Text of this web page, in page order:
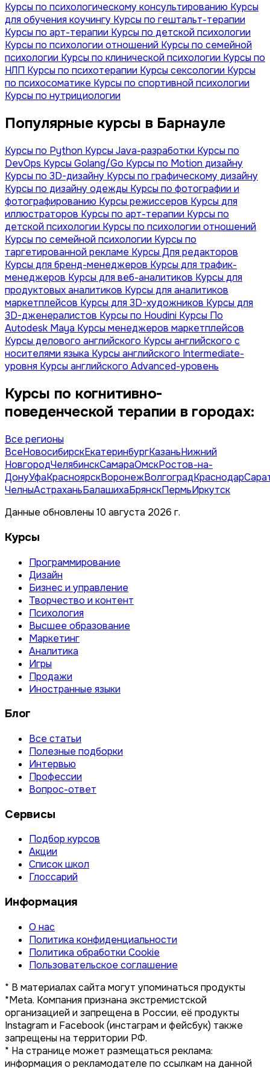
Курсы по психологическому консультированию Курсы
для обучения коучингу Курсы по гештальт-терапии
Курсы по арт-терапии Курсы по детской психологии
Курсы по психологии отношений Курсы по семейной
психологии Курсы по клинической психологии Курсы по
НЛП Курсы по психотерапии Курсы сексологии Курсы
по психосоматике Курсы по спортивной психологии
Курсы по нутрициологии
Популярные курсы в Барнауле
Курсы по Python Курсы Java-разработки Курсы по
DevOps Курсы Golang/Go Курсы по Motion дизайну
Курсы по 3D-дизайну Курсы по графическому дизайну
Курсы по дизайну одежды Курсы по фотографии и
фотографированию Курсы режиссеров Курсы для
иллюстраторов Курсы по арт-терапии Курсы по
детской психологии Курсы по психологии отношений
Курсы по семейной психологии Курсы по
таргетированной рекламе Курсы Для редакторов
Курсы для бренд-менеджеров Курсы для трафик-
менеджеров Курсы для веб-аналитиков Курсы для
продуктовых аналитиков Курсы для аналитиков
маркетплейсов Курсы для 3D-художников Курсы для
3D-дженералистов Курсы по Houdini Курсы По
Autodesk Maya Курсы менеджеров маркетплейсов
Курсы делового английского Курсы английского с
носителями языка Курсы английского Intermediate-
уровня Курсы английского Advanced-уровень
Курсы по когнитивно-
поведенческой терапии в городах:
Все регионы
ВсеНовосибирскЕкатеринбургКазаньНижний
НовгородЧелябинскСамараОмскРостов-на-
ДонуУфаКрасноярскВоронежВолгоградКраснодар
ЧелныАстраханьБалашихаБрянскПермьИркутск
Данные обновлены 10 августа 2026 г.
Курсы
Программирование
Дизайн
Бизнес и управление
Творчество и контент
Психология
Высшее образование
Маркетинг
Аналитика
Игры
Продажи
Иностранные языки
Блог
Все статьи
Полезные подборки
Интервью
Профессии
Вопрос-ответ
Сервисы
Подбор курсов
Акции
Список школ
Глоссарий
Информация
О нас
Политика конфиденциальности
Политика обработки Cookie
Пользовательское соглашение
* В материалах сайта могут упоминаться продукты
*Meta. Компания признана экстремистской
организацией и запрещена в России, её продукты
Instagram и Facebook (инстаграм и фейсбук) также
запрещены на территории РФ.
* На странице может размещаться реклама:
информация о рекламодателе по ссылкам на данной